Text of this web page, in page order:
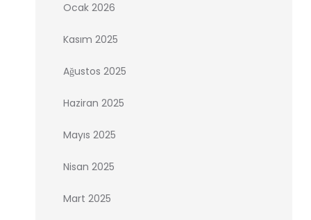
Ocak 2026
Kasım 2025
Ağustos 2025
Haziran 2025
Mayıs 2025
Nisan 2025
Mart 2025